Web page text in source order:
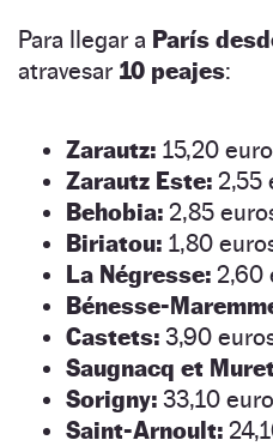
Para llegar a París
atravesar 10 peajes:
Zarautz: 15,20
Zarautz Este: 2,55
Behobia: 2,85
Biriatou: 1,80
La Négresse: 2,60
Bénesse-
Castets: 3,90
Saugnacq et
Sorigny: 33,10
Saint-Arnoult: